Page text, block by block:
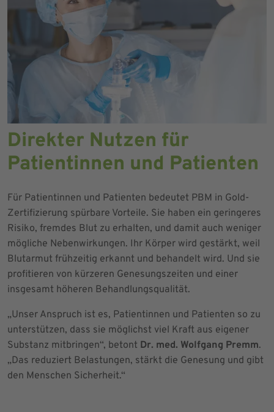
Direkter Nutzen für
Patientinnen und Patienten
Für Patientinnen und Patienten bedeutet PBM in Gold-
Zertifizierung spürbare Vorteile. Sie haben ein geringeres
Risiko, fremdes Blut zu erhalten, und damit auch weniger
mögliche Nebenwirkungen. Ihr Körper wird gestärkt, weil
Blutarmut frühzeitig erkannt und behandelt wird. Und sie
profitieren von kürzeren Genesungszeiten und einer
insgesamt höheren Behandlungsqualität.
„Unser Anspruch ist es, Patientinnen und Patienten so zu
unterstützen, dass sie möglichst viel Kraft aus eigener
Substanz mitbringen“, betont Dr. med. Wolfgang Premm.
„Das reduziert Belastungen, stärkt die Genesung und gibt
den Menschen Sicherheit.“